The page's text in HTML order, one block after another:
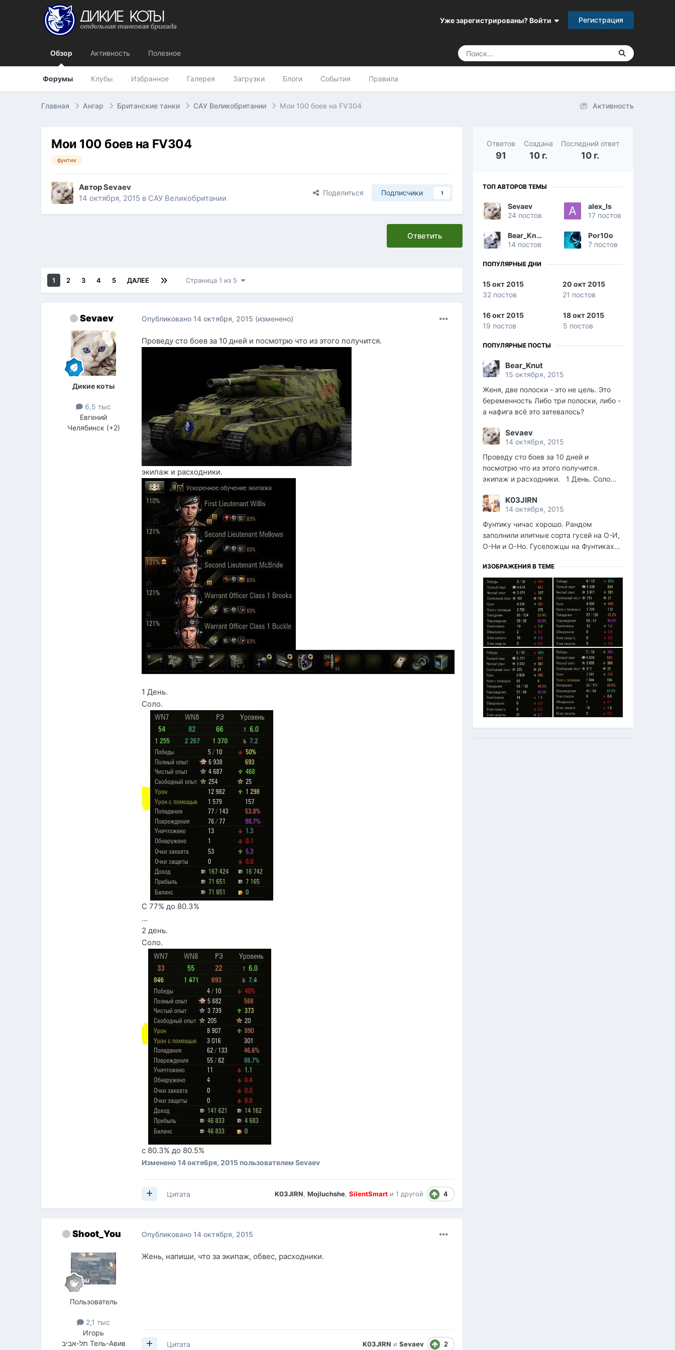
Уже зарегистрированы? Войти Регистрация
Обзор
Форумы Клубы Избранное Галерея Загрузки Блоги События Правила
Активность Полезное
Активность
Главная Ангар Британские танки САУ Великобритании Мои 100 боев на FV304
Мои 100 боев на FV304
фунтик
АвторSevaev
14 октября, 2015 в САУ Великобритании
Поделиться Подписчики 1
Ответить
1 2 3 4 5 ДАЛЕЕ Страница 1 из 5
Sevaev
Дикие коты
6,5 тыс
Евгений
Челябинск (+2)
Опубликовано14 октября, 2015 (изменено)
Проведу сто боев за 10 дней и посмотрю что из этого получится.
экипаж и расходники.
1 День.
Соло.
С 77% до 80.3%
...
2 день.
Соло.
с 80.3% до 80.5%
Изменено14 октября, 2015 пользователем Sevaev
K03JIRN,Mojluchshe,SilentSmart и1 другой 4
Цитата
Shoot_You
Пользователь
2,1 тыс
Игорь
תל-אביב Тель-Авив
Опубликовано14 октября, 2015
Жень, напиши, что за экипаж, обвес, расходники.
K03JIRN иSevaev 2
Цитата
Ответов
91
Создана
10 г.
Последний ответ
10 г.
ТОП АВТОРОВ ТЕМЫ
Sevaev
24 постов
alex_ls
17 постов
Bear_Knut
14 постов
Por10o
7 постов
ПОПУЛЯРНЫЕ ДНИ
15 окт 2015
32 постов
20 окт 2015
21 постов
16 окт 2015
19 постов
18 окт 2015
5 постов
ПОПУЛЯРНЫЕ ПОСТЫ
Bear_Knut
15 октября, 2015
Женя, две полоски - это не цель. Это
беременность Либо три полоски, либо -
а нафига всё это затевалось?
Sevaev
14 октября, 2015
Проведу сто боев за 10 дней и
посмотрю что из этого получится.
экипаж и расходники. 1 День. Соло...
K03JIRN
14 октября, 2015
Фунтику чичас хорошо. Рандом
заполнили илитные сорта гусей на О-И,
О-Ни и О-Но. Гуселожцы на Фунтиках...
ИЗОБРАЖЕНИЯ В ТЕМЕ